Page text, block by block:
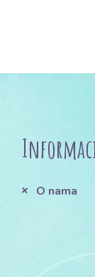
O nama